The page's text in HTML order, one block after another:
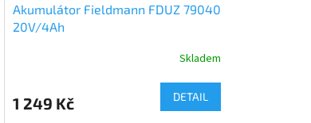
Akumulátor Fieldmann FDUZ 79040
20V/4Ah
Skladem
1 249 Kč DETAIL